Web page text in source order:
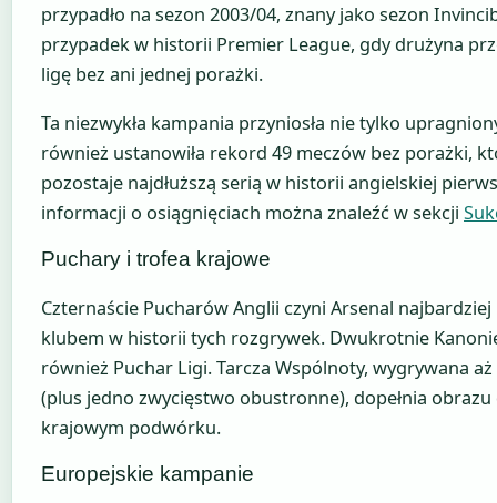
przypadło na sezon 2003/04, znany jako sezon
przypadek w historii Premier League, gdy drużyna
ligę bez ani jednej porażki.
Ta niezwykła kampania przyniosła nie tylko
również ustanowiła rekord 49 meczów bez porażki,
pozostaje najdłuższą serią w historii angielskiej
informacji o osiągnięciach można znaleźć w sekcji
Puchary i trofea krajowe
Czternaście Pucharów Anglii czyni Arsenal
klubem w historii tych rozgrywek. Dwukrotnie
również Puchar Ligi. Tarcza Wspólnoty, wygrywana
(plus jedno zwycięstwo obustronne), dopełnia
krajowym podwórku.
Europejskie kampanie